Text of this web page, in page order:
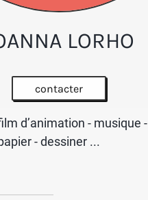
LORHO
contacter
d’animation - musique -
- dessiner ...